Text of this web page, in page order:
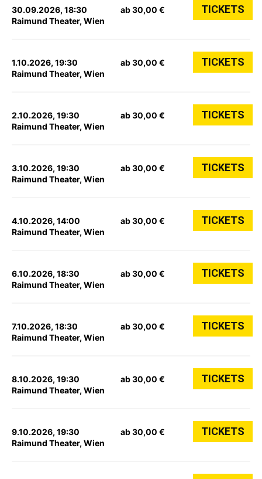
30.09.2026, 18:30
Raimund Theater, Wien
ab 30,00 € TICKETS
1.10.2026, 19:30
Raimund Theater, Wien
ab 30,00 € TICKETS
2.10.2026, 19:30
Raimund Theater, Wien
ab 30,00 € TICKETS
3.10.2026, 19:30
Raimund Theater, Wien
ab 30,00 € TICKETS
4.10.2026, 14:00
Raimund Theater, Wien
ab 30,00 € TICKETS
6.10.2026, 18:30
Raimund Theater, Wien
ab 30,00 € TICKETS
7.10.2026, 18:30
Raimund Theater, Wien
ab 30,00 € TICKETS
8.10.2026, 19:30
Raimund Theater, Wien
ab 30,00 € TICKETS
9.10.2026, 19:30
Raimund Theater, Wien
ab 30,00 € TICKETS